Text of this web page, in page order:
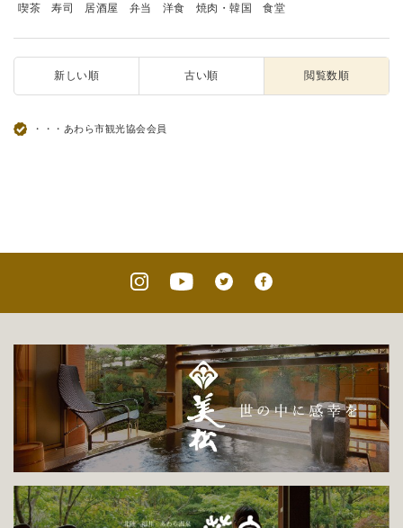
喫茶
寿司 居酒屋 弁当 洋食 焼肉・韓国 食堂
新しい順 古い順 閲覧数順
・・・あわら市観光協会会員